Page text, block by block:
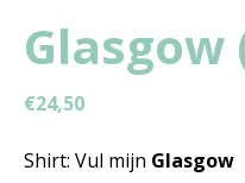
Glasgow
€24,50
Shirt: Vul mijn Glasgow